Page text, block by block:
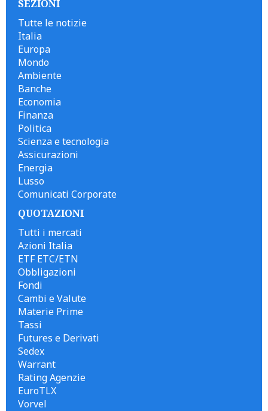
SEZIONI
Tutte le notizie
Italia
Europa
Mondo
Ambiente
Banche
Economia
Finanza
Politica
Scienza e tecnologia
Assicurazioni
Energia
Lusso
Comunicati Corporate
QUOTAZIONI
Tutti i mercati
Azioni Italia
ETF ETC/ETN
Obbligazioni
Fondi
Cambi e Valute
Materie Prime
Tassi
Futures e Derivati
Sedex
Warrant
Rating Agenzie
EuroTLX
Vorvel